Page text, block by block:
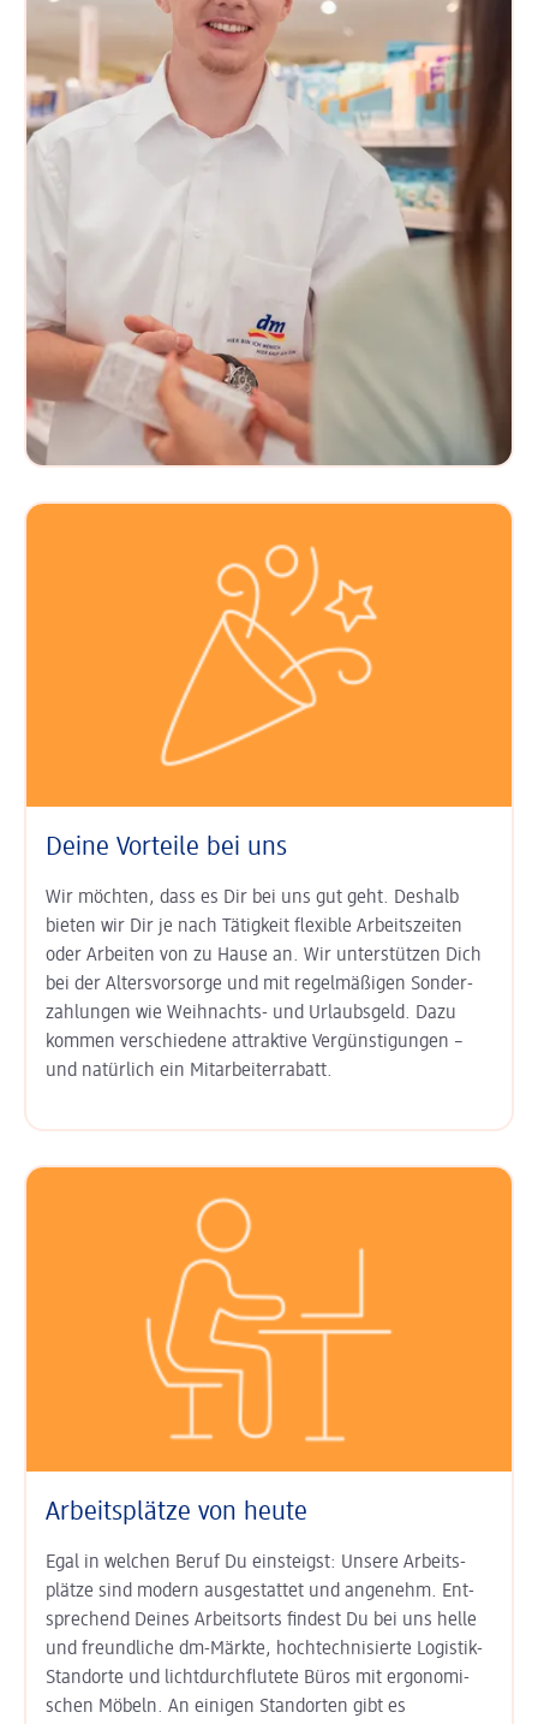
Deine Vorteile bei uns
Wir möchten, dass es Dir bei uns gut geht. Deshalb
bieten wir Dir je nach Tätigkeit flexible Arbeits­zeiten
oder Arbeiten von zu Hause an. Wir unter­stützen Dich
bei der Alters­vorsorge und mit regel­mäßigen Sonder­
zahlungen wie Weihnachts- und Urlaubs­geld. Dazu
kommen ver­schiedene attraktive Ver­günsti­gungen –
und natürlich ein Mitarbeiter­rabatt.
Arbeitsplätze von heute
Egal in welchen Beruf Du einsteigst: Unsere Arbeits­
plätze sind modern aus­gestattet und angenehm. Ent­
sprechend Deines Arbeits­orts findest Du bei uns helle
und freund­liche dm-Märkte, hoch­technisierte Logistik-
Standorte und licht­durchflutete Büros mit ergo­nomi­
schen Möbeln. An einigen Stand­orten gibt es